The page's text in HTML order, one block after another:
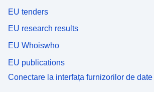
EU tenders
EU research results
EU Whoiswho
EU publications
Conectare la interfața furnizorilor de date